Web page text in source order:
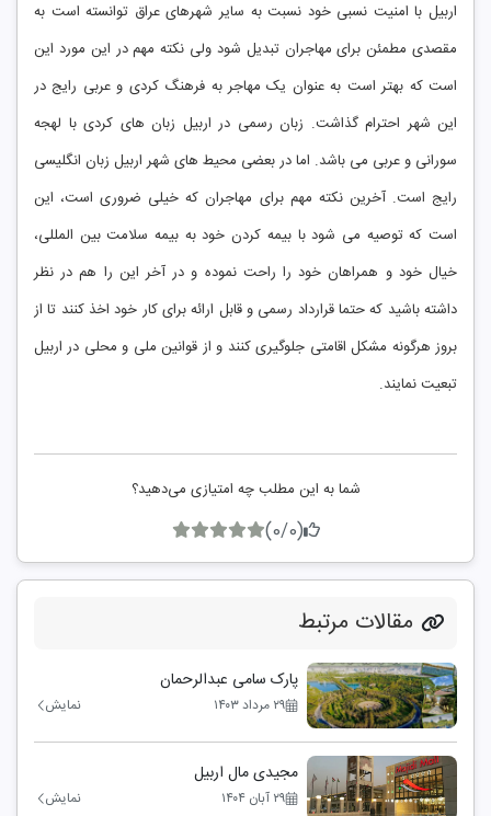
اربیل با امنیت نسبی خود نسبت به سایر شهرهای عراق توانسته است به
مقصدی مطمئن برای مهاجران تبدیل شود ولی نکته مهم در این مورد این
است که بهتر است به عنوان یک مهاجر به فرهنگ کردی و عربی رایج در
این شهر احترام گذاشت. زبان رسمی در اربیل زبان های کردی با لهجه
سورانی و عربی می باشد. اما در بعضی محیط های شهر اربیل زبان انگلیسی
رایج است. آخرین نکته مهم برای مهاجران که خیلی ضروری است، این
است که توصیه می شود با بیمه کردن خود به بیمه سلامت بین المللی،
خیال خود و همراهان خود را راحت نموده و در آخر این را هم در نظر
داشته باشید که حتما قرارداد رسمی و قابل ارائه برای کار خود اخذ کنند تا از
بروز هرگونه مشکل اقامتی جلوگیری کنند و از قوانین ملی و محلی در اربیل
تبعیت نمایند.
شما به این مطلب چه امتیازی می‌دهید؟
(0/0)
مقالات مرتبط
پارک سامی عبدالرحمان
۲۹ مرداد ۱۴۰۳ نمایش
مجیدی مال اربیل
۲۹ آبان ۱۴۰۴ نمایش